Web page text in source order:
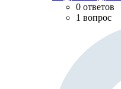
0 ответов
1 вопрос